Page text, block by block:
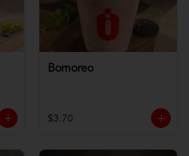
Bomoreo
$3.70